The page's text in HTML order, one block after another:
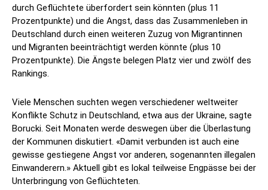
durch Geflüchtete überfordert sein könnten (plus 11
Prozentpunkte) und die Angst, dass das Zusammenleben in
Deutschland durch einen weiteren Zuzug von Migrantinnen
und Migranten beeinträchtigt werden könnte (plus 10
Prozentpunkte). Die Ängste belegen Platz vier und zwölf des
Rankings.
Viele Menschen suchten wegen verschiedener weltweiter
Konflikte Schutz in Deutschland, etwa aus der Ukraine, sagte
Borucki. Seit Monaten werde deswegen über die Überlastung
der Kommunen diskutiert. «Damit verbunden ist auch eine
gewisse gestiegene Angst vor anderen, sogenannten illegalen
Einwanderern.» Aktuell gibt es lokal teilweise Engpässe bei der
Unterbringung von Geflüchteten.